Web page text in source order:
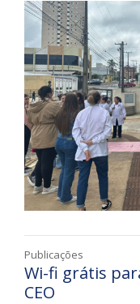
Publicações
Wi-fi grátis
CEO